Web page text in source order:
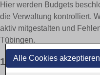
Alle Cookies akzeptieren
Hier werden Budgets
die Verwaltung kontrolliert.
aktiv mitgestalten und
Tübingen.
1) Einladung und